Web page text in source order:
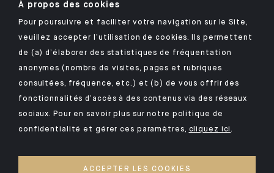
Retrouvez notre application mobile Indosuez
MENTIONS LÉGALES
SÉCURITÉ
À propos des cookies
Pour poursuivre et faciliter votre navigation sur le Site,
veuillez accepter l’utilisation de cookies. Ils permettent
de (a) d’élaborer des statistiques de fréquentation
anonymes (nombre de visites, pages et rubriques
consultées, fréquence, etc.) et (b) de vous offrir des
fonctionnalités d’accès à des contenus via des réseaux
sociaux. Pour en savoir plus sur notre politique de
confidentialité et gérer ces paramètres, cliquez ici.
ACCEPTER LES COOKIES